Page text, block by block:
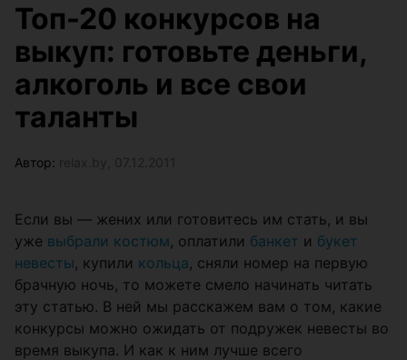
Топ-20 конкурсов на
выкуп: готовьте деньги,
алкоголь и все свои
таланты
Автор:
Если вы — жених или готовитесь им стать, и вы
уже выбрали костюм, оплатили банкет и букет
невесты, купили кольца, сняли номер на первую
брачную ночь, то можете смело начинать читать
эту статью. В ней мы расскажем вам о том, какие
конкурсы можно ожидать от подружек невесты во
время выкупа. И как к ним лучше всего